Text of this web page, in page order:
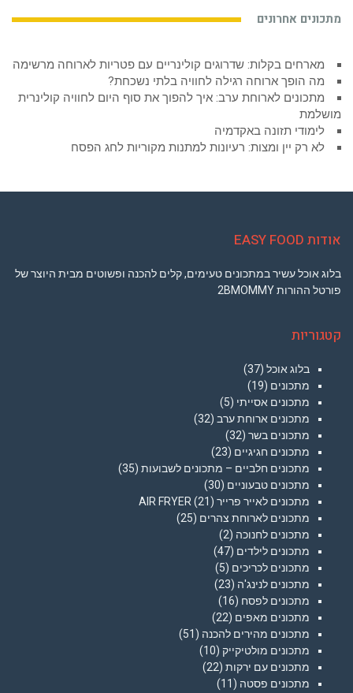
מתכונים אחרונים
מארחים בקלות: שדרוגים קולינריים עם פטריות לארוחה מרשימה
מה הופך ארוחה רגילה לחוויה בלתי נשכחת?
מתכונים לארוחת ערב: איך להפוך את סוף היום לחוויה קולינרית
מושלמת
לימודי תזונה באקדמיה
לא רק יין ומצות: רעיונות למתנות מקוריות לחג הפסח
אודות EASY FOOD
בלוג אוכל עשיר במתכונים טעימים, קלים להכנה ופשוטים מבית היוצר של
פורטל ההורות 2BMOMMY
קטגוריות
בלוג אוכל (37)
מתכונים (19)
מתכונים אסייתי (5)
מתכונים ארוחת ערב (32)
מתכונים בשר (32)
מתכונים חגיגיים (23)
מתכונים חלביים – מתכונים לשבועות (35)
מתכונים טבעוניים (30)
מתכונים לאייר פרייר AIR FRYER (21)
מתכונים לארוחת צהרים (25)
מתכונים לחנוכה (2)
מתכונים לילדים (47)
מתכונים לכריכים (5)
מתכונים לנינג'ה (23)
מתכונים לפסח (16)
מתכונים מאפים (22)
מתכונים מהירים להכנה (51)
מתכונים מולטיקייק (10)
מתכונים עם ירקות (22)
מתכונים פסטה (11)